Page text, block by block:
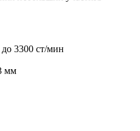
3300 ст/мин
мм